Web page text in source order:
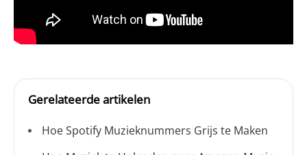
Gerelateerde artikelen
Hoe Spotify Muzieknummers Grijs te Maken